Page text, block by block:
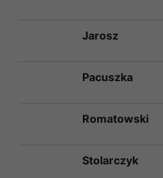
Jarosz
Pacuszka
Romatowski
Stolarczyk